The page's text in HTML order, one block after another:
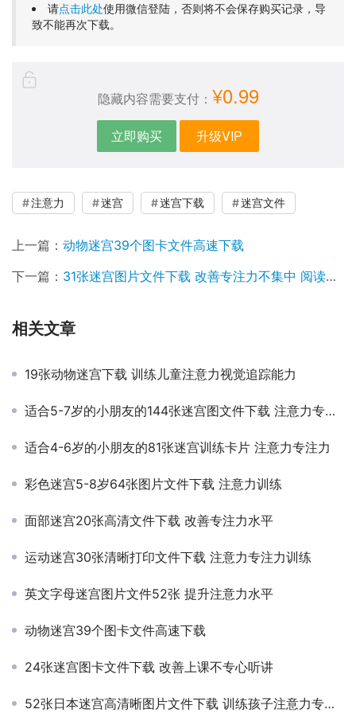
请点击此处使用微信登陆，否则将不会保存购买记录，导
致不能再次下载。
隐藏内容需要支付： ¥0.99
立即购买 升级VIP
注意力 迷宫 迷宫下载 迷宫文件
上一篇： 动物迷宫39个图卡文件高速下载
下一篇： 31张迷宫图片文件下载 改善专注力不集中 阅读跳字、串行现象
相关文章
19张动物迷宫下载 训练儿童注意力视觉追踪能力
适合5-7岁的小朋友的144张迷宫图文件下载 注意力专注力训练
适合4-6岁的小朋友的81张迷宫训练卡片 注意力专注力
彩色迷宫5-8岁64张图片文件下载 注意力训练
面部迷宫20张高清文件下载 改善专注力水平
运动迷宫30张清晰打印文件下载 注意力专注力训练
英文字母迷宫图片文件52张 提升注意力水平
动物迷宫39个图卡文件高速下载
24张迷宫图卡文件下载 改善上课不专心听讲
52张日本迷宫高清晰图片文件下载 训练孩子注意力专注力